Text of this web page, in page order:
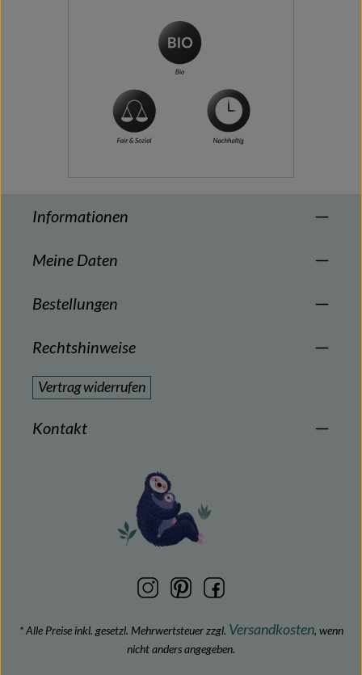
Informationen
Meine Daten
Bestellungen
Rechtshinweise
Vertrag widerrufen
Kontakt
* Alle Preise inkl. gesetzl. Mehrwertsteuer zzgl. Versandkosten, wenn
nicht anders angegeben.